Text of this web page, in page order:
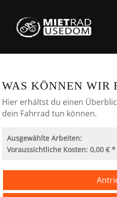
WAS KÖNNEN WIR
Hier erhältst du einen
dein Fahrrad tun können.
Ausgewählte Arbeiten:
Voraussichtliche Kosten: 0,00 € *